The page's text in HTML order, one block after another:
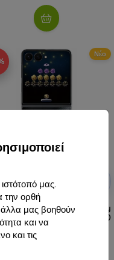
μας.
την ορθή
άλλα μας βοηθούν
και να
και τις
Νέο
με
κουπόνι
Samsung Flipsuit για Galaxy
μαύρη (EF-FF776CBEGWW)
40,90 €
36,80 €